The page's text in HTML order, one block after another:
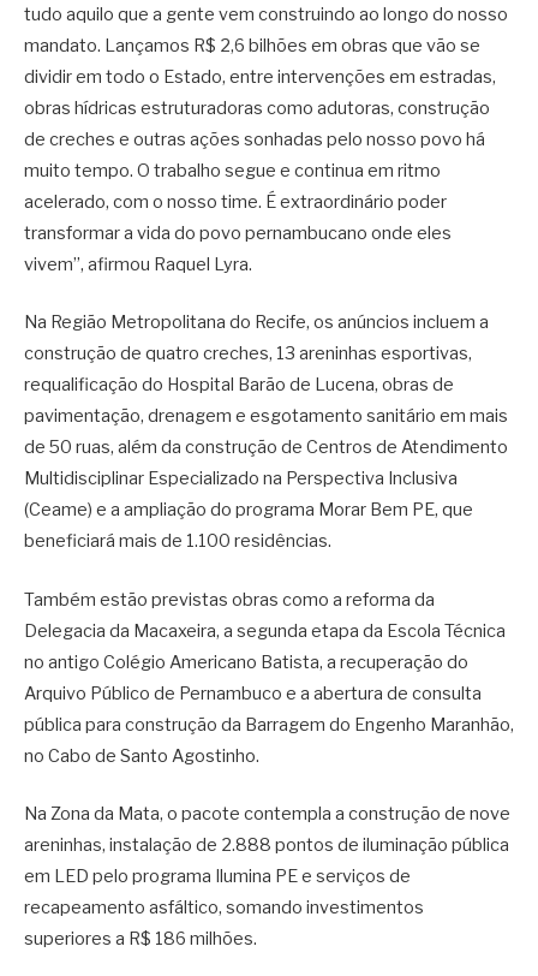
tudo aquilo que a gente vem construindo ao longo do nosso
mandato. Lançamos R$ 2,6 bilhões em obras que vão se
dividir em todo o Estado, entre intervenções em estradas,
obras hídricas estruturadoras como adutoras, construção
de creches e outras ações sonhadas pelo nosso povo há
muito tempo. O trabalho segue e continua em ritmo
acelerado, com o nosso time. É extraordinário poder
transformar a vida do povo pernambucano onde eles
vivem”, afirmou Raquel Lyra.
Na Região Metropolitana do Recife, os anúncios incluem a
construção de quatro creches, 13 areninhas esportivas,
requalificação do Hospital Barão de Lucena, obras de
pavimentação, drenagem e esgotamento sanitário em mais
de 50 ruas, além da construção de Centros de Atendimento
Multidisciplinar Especializado na Perspectiva Inclusiva
(Ceame) e a ampliação do programa Morar Bem PE, que
beneficiará mais de 1.100 residências.
Também estão previstas obras como a reforma da
Delegacia da Macaxeira, a segunda etapa da Escola Técnica
no antigo Colégio Americano Batista, a recuperação do
Arquivo Público de Pernambuco e a abertura de consulta
pública para construção da Barragem do Engenho Maranhão,
no Cabo de Santo Agostinho.
Na Zona da Mata, o pacote contempla a construção de nove
areninhas, instalação de 2.888 pontos de iluminação pública
em LED pelo programa Ilumina PE e serviços de
recapeamento asfáltico, somando investimentos
superiores a R$ 186 milhões.